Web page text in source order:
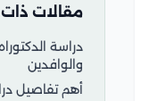
مقالات
دراسة
والوافدين
أهم تفاصيل